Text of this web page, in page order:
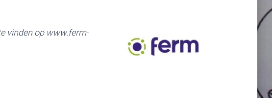
vinden op www.ferm-